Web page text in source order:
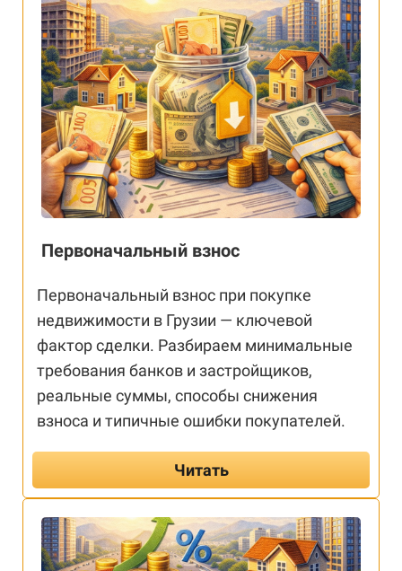
Первоначальный взнос
Первоначальный взнос при покупке
недвижимости в Грузии — ключевой
фактор сделки. Разбираем минимальные
требования банков и застройщиков,
реальные суммы, способы снижения
взноса и типичные ошибки покупателей.
Читать